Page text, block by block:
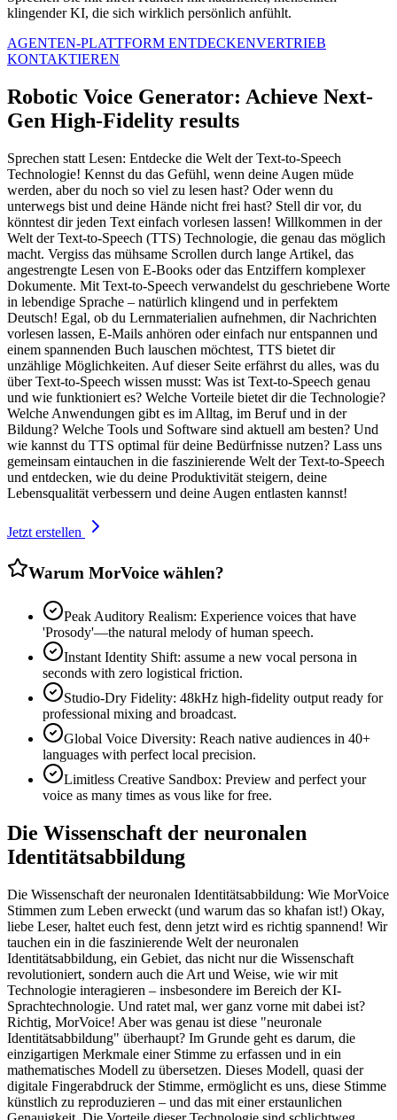
klingender KI, die sich wirklich persönlich anfühlt.
AGENTEN-PLATTFORM ENTDECKENVERTRIEB
KONTAKTIEREN
Robotic Voice Generator: Achieve Next-
Gen High-Fidelity results
Sprechen statt Lesen: Entdecke die Welt der Text-to-Speech
Technologie! Kennst du das Gefühl, wenn deine Augen müde
werden, aber du noch so viel zu lesen hast? Oder wenn du
unterwegs bist und deine Hände nicht frei hast? Stell dir vor, du
könntest dir jeden Text einfach vorlesen lassen! Willkommen in der
Welt der Text-to-Speech (TTS) Technologie, die genau das möglich
macht. Vergiss das mühsame Scrollen durch lange Artikel, das
angestrengte Lesen von E-Books oder das Entziffern komplexer
Dokumente. Mit Text-to-Speech verwandelst du geschriebene Worte
in lebendige Sprache – natürlich klingend und in perfektem
Deutsch! Egal, ob du Lernmaterialien aufnehmen, dir Nachrichten
vorlesen lassen, E-Mails anhören oder einfach nur entspannen und
einem spannenden Buch lauschen möchtest, TTS bietet dir
unzählige Möglichkeiten. Auf dieser Seite erfährst du alles, was du
über Text-to-Speech wissen musst: Was ist Text-to-Speech genau
und wie funktioniert es? Welche Vorteile bietet dir die Technologie?
Welche Anwendungen gibt es im Alltag, im Beruf und in der
Bildung? Welche Tools und Software sind aktuell am besten? Und
wie kannst du TTS optimal für deine Bedürfnisse nutzen? Lass uns
gemeinsam eintauchen in die faszinierende Welt der Text-to-Speech
und entdecken, wie du deine Produktivität steigern, deine
Lebensqualität verbessern und deine Augen entlasten kannst!
Jetzt erstellen
Warum MorVoice wählen?
Peak Auditory Realism: Experience voices that have
'Prosody'—the natural melody of human speech.
Instant Identity Shift: assume a new vocal persona in
seconds with zero logistical friction.
Studio-Dry Fidelity: 48kHz high-fidelity output ready for
professional mixing and broadcast.
Global Voice Diversity: Reach native audiences in 40+
languages with perfect local precision.
Limitless Creative Sandbox: Preview and perfect your
voice as many times as vous like for free.
Die Wissenschaft der neuronalen
Identitätsabbildung
Die Wissenschaft der neuronalen Identitätsabbildung: Wie MorVoice
Stimmen zum Leben erweckt (und warum das so khafan ist!) Okay,
liebe Leser, haltet euch fest, denn jetzt wird es richtig spannend! Wir
tauchen ein in die faszinierende Welt der neuronalen
Identitätsabbildung, ein Gebiet, das nicht nur die Wissenschaft
revolutioniert, sondern auch die Art und Weise, wie wir mit
Technologie interagieren – insbesondere im Bereich der KI-
Sprachtechnologie. Und ratet mal, wer ganz vorne mit dabei ist?
Richtig, MorVoice! Aber was genau ist diese "neuronale
Identitätsabbildung" überhaupt? Im Grunde geht es darum, die
einzigartigen Merkmale einer Stimme zu erfassen und in ein
mathematisches Modell zu übersetzen. Dieses Modell, quasi der
digitale Fingerabdruck der Stimme, ermöglicht es uns, diese Stimme
künstlich zu reproduzieren – und das mit einer erstaunlichen